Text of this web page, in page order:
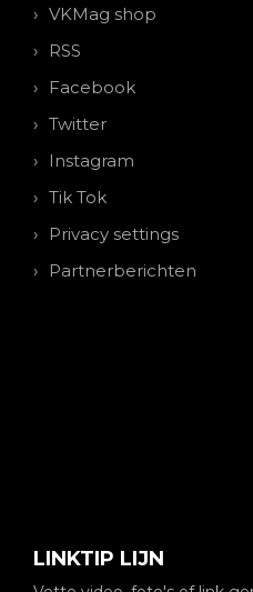
VKMag shop
RSS
Facebook
Twitter
Instagram
Tik Tok
Privacy settings
Partnerberichten
LINKTIP LIJN